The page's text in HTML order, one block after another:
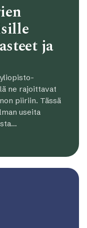
ja
ne rajoittavat
piiriin. Tässä
useita